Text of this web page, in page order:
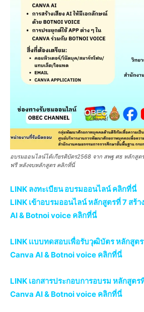
อบรมออนไลน์ได้เกียรติบัตร2568 จาก สพฐ ศธ หลักสูต
ฟรี หลังจบหลักสูตร คลิกที่นี่
LINK ลงทะเบียน อบรมออนไลน์ คลิกที่นี่
LINK เข้าอบรมออนไลน์ หลักสูตรที่ 7 สร้า
AI & Botnoi voice คลิกที่นี่
LINK เเบบทดสอบเพื่อรับวุฒิบัตร หลักสูต
Canva AI & Botnoi voice คลิกที่นี่
LINK เอกสารประกอบการอบรม หลักสูตร
Canva AI & Botnoi voice คลิกที่นี่